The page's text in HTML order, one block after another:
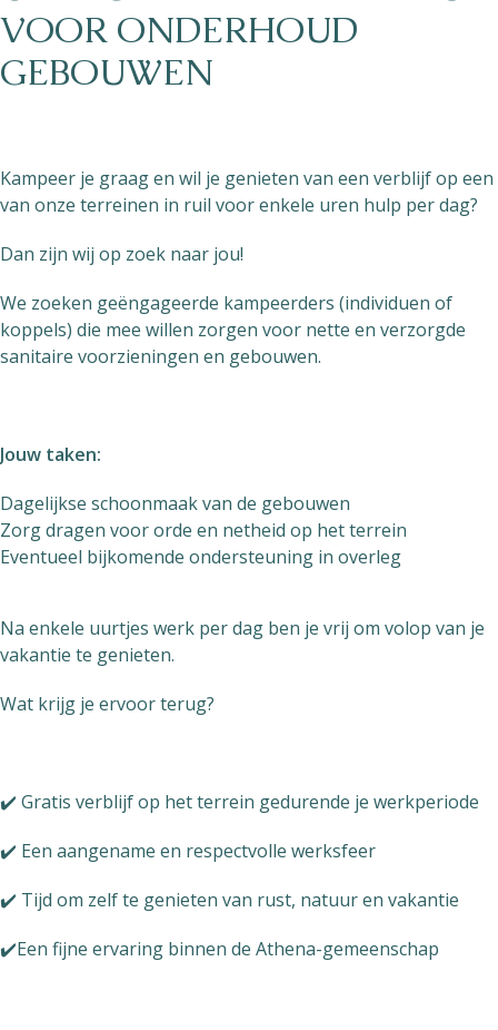
VOOR ONDERHOUD
GEBOUWEN
Kampeer je graag en wil je genieten van een verblijf op een
van onze terreinen in ruil voor enkele uren hulp per dag?
Dan zijn wij op zoek naar jou!
We zoeken geëngageerde kampeerders (individuen of
koppels) die mee willen zorgen voor nette en verzorgde
sanitaire voorzieningen en gebouwen.
Jouw taken:
Dagelijkse schoonmaak van de gebouwen
Zorg dragen voor orde en netheid op het terrein
Eventueel bijkomende ondersteuning in overleg
Na enkele uurtjes werk per dag ben je vrij om volop van je
vakantie te genieten.
Wat krijg je ervoor terug?
✔️ Gratis verblijf op het terrein gedurende je werkperiode
✔️ Een aangename en respectvolle werksfeer
✔️ Tijd om zelf te genieten van rust, natuur en vakantie
✔️Een fijne ervaring binnen de Athena-gemeenschap